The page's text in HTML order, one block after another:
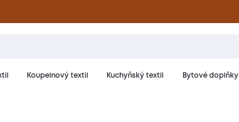
Koupelnový textil Kuchyňský textil Bytové doplňky